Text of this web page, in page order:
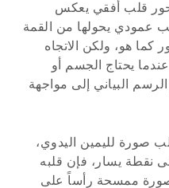
قلب أفقي يعكس
عمودي يحولها من القمة
كما هو، ولكن الاتجاه
يحتاج الجسم أو
البياني إلى مواجهة
صورة لليمين اليدوي،
نقطة يسار، فإن قلبه
صورة ممسحة رأساً على